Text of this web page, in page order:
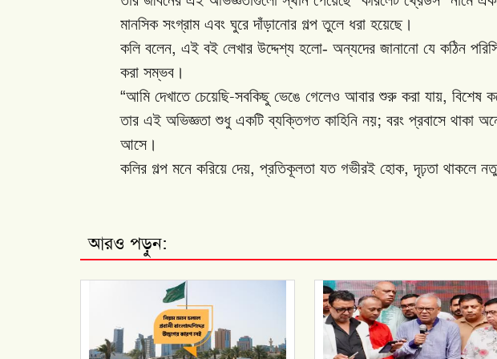
মানসিক সংগ্রাম এবং ঘুরে দাঁড়ানোর গল্প তুলে ধরা হয়েছে।
কলি বলেন, এই বই লেখার উদ্দেশ্য হলো- অন্যদের জানানো যে কঠিন
করা সম্ভব।
“আমি দেখাতে চেয়েছি-সবকিছু ভেঙে গেলেও আবার শুরু করা যায়, বিশেষ
তার এই অভিজ্ঞতা শুধু একটি ব্যক্তিগত কাহিনি নয়; বরং প্রবাসে থাকা
আসে।
কলির গল্প মনে করিয়ে দেয়, প্রতিকূলতা যত গভীরই হোক,দৃঢ়তা থাকলে
আরও পড়ুন: